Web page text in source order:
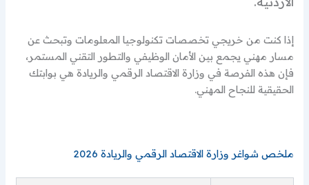
إذا كنت من خريجي تخصصات تكنولوجيا المعلومات وتبحث عن
مسار مهني يجمع بين الأمان الوظيفي والتطور التقني المستمر،
فإن هذه الفرصة في وزارة الاقتصاد الرقمي والريادة هي بوابتك
الحقيقية للنجاح المهني.
ملخص شواغر وزارة الاقتصاد الرقمي والريادة 2026